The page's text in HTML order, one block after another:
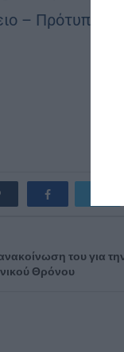
– Πρότυπο
του για
Θρόνου